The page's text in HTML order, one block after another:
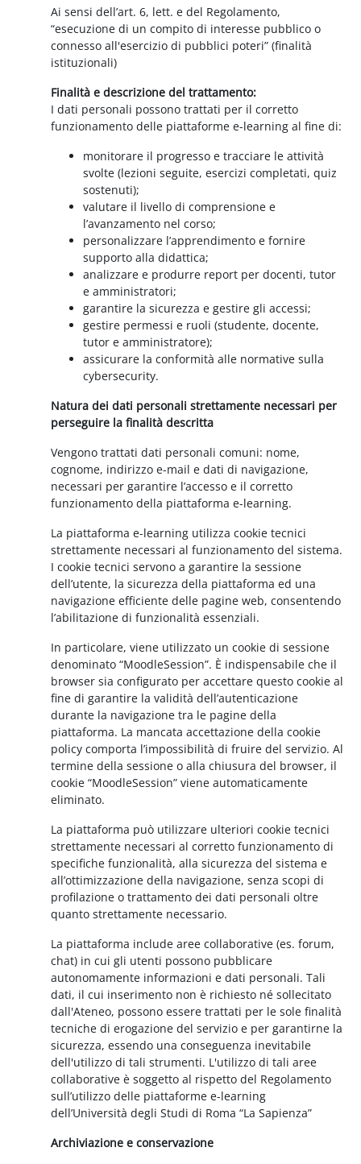
Ai sensi dell’art. 6, lett. e del Regolamento,
“esecuzione di un compito di interesse pubblico o
connesso all'esercizio di pubblici poteri” (finalità
istituzionali)
Finalità e descrizione del trattamento:
I dati personali possono trattati per il corretto
funzionamento delle piattaforme e-learning al fine di:
monitorare il progresso e tracciare le attività
svolte (lezioni seguite, esercizi completati, quiz
sostenuti);
valutare il livello di comprensione e
l’avanzamento nel corso;
personalizzare l’apprendimento e fornire
supporto alla didattica;
analizzare e produrre report per docenti, tutor
e amministratori;
garantire la sicurezza e gestire gli accessi;
gestire permessi e ruoli (studente, docente,
tutor e amministratore);
assicurare la conformità alle normative sulla
cybersecurity.
Natura dei dati personali strettamente necessari per
perseguire la finalità descritta
Vengono trattati dati personali comuni: nome,
cognome, indirizzo e-mail e dati di navigazione,
necessari per garantire l’accesso e il corretto
funzionamento della piattaforma e-learning.
La piattaforma e-learning utilizza cookie tecnici
strettamente necessari al funzionamento del sistema.
I cookie tecnici servono a garantire la sessione
dell’utente, la sicurezza della piattaforma ed una
navigazione efficiente delle pagine web, consentendo
l’abilitazione di funzionalità essenziali.
In particolare, viene utilizzato un cookie di sessione
denominato “MoodleSession”. È indispensabile che il
browser sia configurato per accettare questo cookie al
fine di garantire la validità dell’autenticazione
durante la navigazione tra le pagine della
piattaforma. La mancata accettazione della cookie
policy comporta l’impossibilità di fruire del servizio. Al
termine della sessione o alla chiusura del browser, il
cookie “MoodleSession” viene automaticamente
eliminato.
La piattaforma può utilizzare ulteriori cookie tecnici
strettamente necessari al corretto funzionamento di
specifiche funzionalità, alla sicurezza del sistema e
all’ottimizzazione della navigazione, senza scopi di
profilazione o trattamento dei dati personali oltre
quanto strettamente necessario.
La piattaforma include aree collaborative (es. forum,
chat) in cui gli utenti possono pubblicare
autonomamente informazioni e dati personali. Tali
dati, il cui inserimento non è richiesto né sollecitato
dall'Ateneo, possono essere trattati per le sole finalità
tecniche di erogazione del servizio e per garantirne la
sicurezza, essendo una conseguenza inevitabile
dell'utilizzo di tali strumenti. L'utilizzo di tali aree
collaborative è soggetto al rispetto del Regolamento
sull’utilizzo delle piattaforme e-learning
dell’Università degli Studi di Roma “La Sapienza”
Archiviazione e conservazione